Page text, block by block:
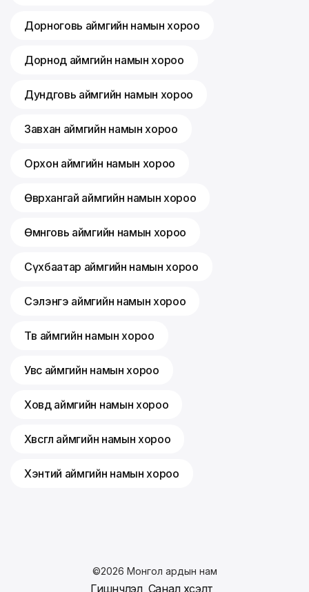
Дорноговь аймгийн намын хороо
Дорнод аймгийн намын хороо
Дундговь аймгийн намын хороо
Завхан аймгийн намын хороо
Орхон аймгийн намын хороо
Өвөрхангай аймгийн намын хороо
Өмнөговь аймгийн намын хороо
Сүхбаатар аймгийн намын хороо
Сэлэнгэ аймгийн намын хороо
Төв аймгийн намын хороо
Увс аймгийн намын хороо
Ховд аймгийн намын хороо
Хөвсгөл аймгийн намын хороо
Хэнтий аймгийн намын хороо
©2026 Монгол ардын нам
Гишүүнчлэл Санал хүсэлт